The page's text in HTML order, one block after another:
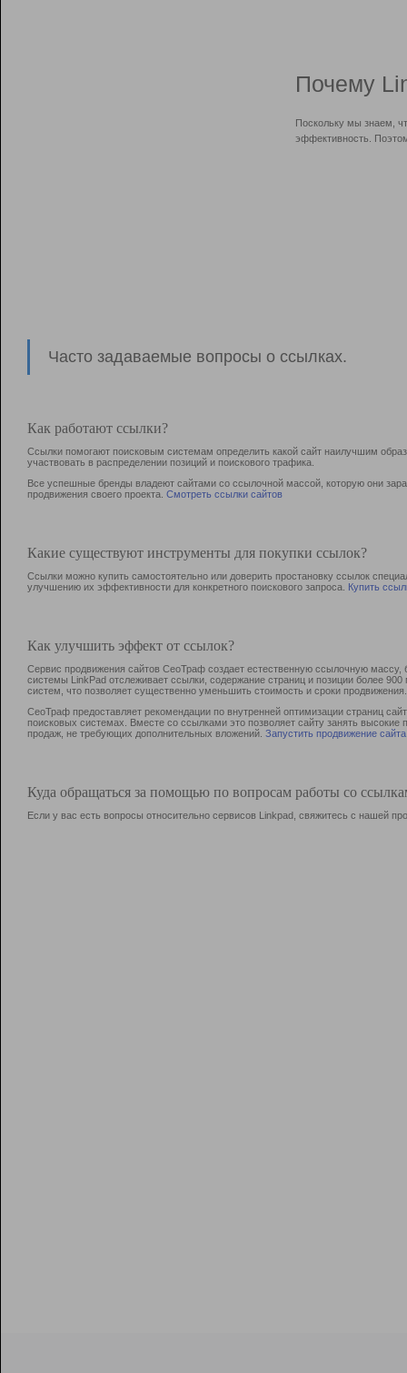
Почему
Поскольку мы знаем,
эффективность.
Часто задаваемые вопросы о ссылках.
Как работают ссылки?
Ссылки помогают поисковым системам определить какой сайт наилучшим
участвовать в раcпределении позиций и поискового трафика.
Все успешные бренды владеют сайтами со ссылочной массой, которую они
продвижения своего проекта. Смотреть ссылки сайтов
Какие существуют инструменты для покупки ссылок?
Ссылки можно купить самостоятельно или доверить простановку ссылок
улучшению их эффективности для конкретного поискового запроса. Купить
Как улучшить эффект от ссылок?
Сервис продвижения сайтов СеоТраф создает естественную ссылочную
системы LinkPad отслеживает ссылки, содержание страниц и позиции более
систем, что позволяет существенно уменьшить стоимость и сроки продвижения.
СеоТраф предоставляет рекомендации по внутренней оптимизации страниц
поисковых системах. Вместе со ссылками это позволяет сайту занять
продаж, не требующих дополнительных вложений. Запустить продвижение сайта
Куда обращаться за помощью по вопросам работы со
Если у вас есть вопросы относительно сервисов Linkpad, свяжитесь с нашей